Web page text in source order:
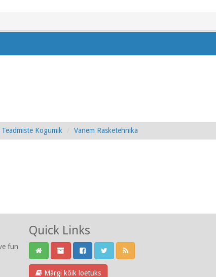
Kogumik Vanem Rasketehnika
fun
Quick Links
Märgi kõik loetuks